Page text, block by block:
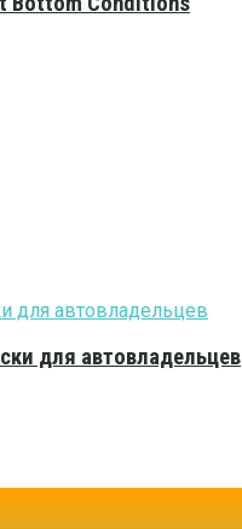
для автовладельцев